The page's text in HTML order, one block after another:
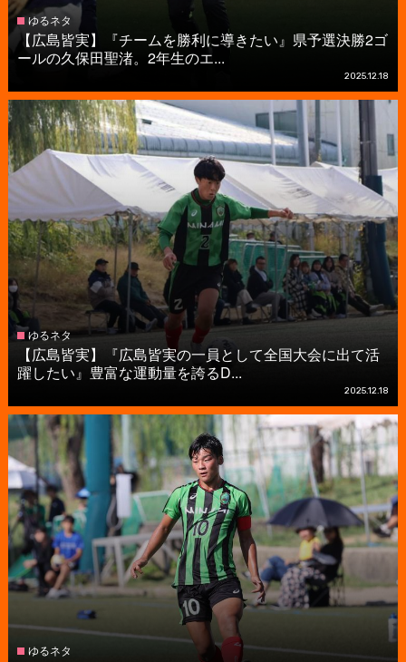
ゆるネタ
【広島皆実】『チームを勝利に導きたい』県予選決勝2ゴ
ールの久保田聖渚。2年生のエ...
2025.12.18
ゆるネタ
【広島皆実】『広島皆実の一員として全国大会に出て活
躍したい』豊富な運動量を誇るD...
2025.12.18
ゆるネタ